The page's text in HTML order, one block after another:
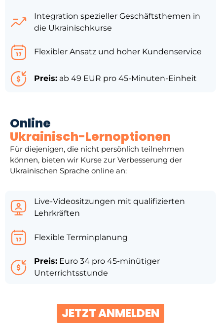
Integration spezieller Geschäftsthemen in
die Ukrainischkurse
Flexibler Ansatz und hoher Kundenservice
Preis:ab 49 EUR pro 45-Minuten-Einheit
Online
Ukrainisch-Lernoptionen
Für diejenigen, die nicht persönlich teilnehmen
können, bieten wir Kurse zur Verbesserung der
Ukrainischen Sprache online an:
Live-Videositzungen mit qualifizierten
Lehrkräften
Flexible Terminplanung
Preis:Euro 34 pro 45-minütiger
Unterrichtsstunde
JETZT ANMELDEN